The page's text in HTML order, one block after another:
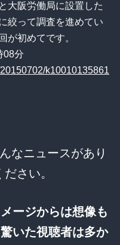
大阪労働局に設置した
絞って調査を進めてい
が初めてです。
08分
k10010135861
なニュースがあり
さい。
ージからは想像も
いた視聴者は多か